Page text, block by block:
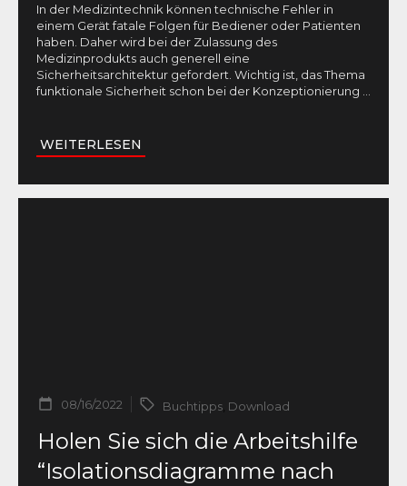
In der Medizintechnik können technische Fehler in
einem Gerät fatale Folgen für Bediener oder Patienten
haben. Daher wird bei der Zulassung des
Medizinprodukts auch generell eine
Sicherheitsarchitektur gefordert. Wichtig ist, das Thema
funktionale Sicherheit schon bei der Konzeptionierung
WEITERLESEN
08/16/2022 Buchtipps, Download
Holen Sie sich die Arbeitshilfe
“Isolationsdiagramme nach